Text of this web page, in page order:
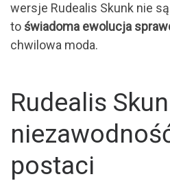
wersje Rudealis Skunk nie
to świadoma ewolucja
chwilowa moda.
Rudealis
postaci